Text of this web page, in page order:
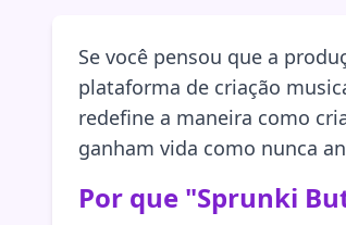
Se você pensou que a
plataforma de criação
redefine a maneira como
ganham vida como nunca
Por que "Sprunki